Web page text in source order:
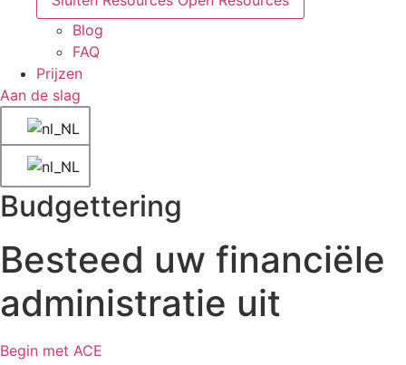
Blog
FAQ
Prijzen
Aan de slag
Budgettering
Besteed uw financiële
administratie uit
Begin met ACE